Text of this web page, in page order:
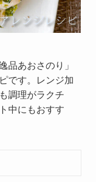
品あおさのり」
です。レンジ加
調理がラクチ
中にもおすす